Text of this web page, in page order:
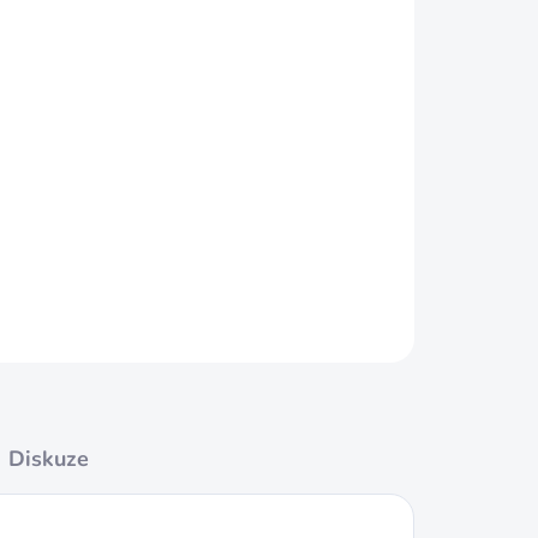
plastovém těle diabolky.
Diskuze